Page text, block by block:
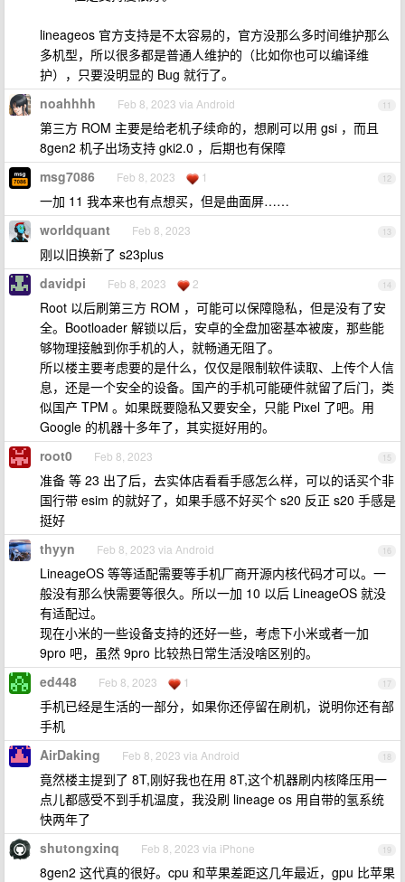
lineageos 官方支持是不太容易的，官方没那么多时间维护那么
多机型，所以很多都是普通人维护的（比如你也可以编译维
护），只要没明显的 Bug 就行了。
11
noahhhh Feb 8, 2023 via Android
第三方 ROM 主要是给老机子续命的，想刷可以用 gsi ，而且
8gen2 机子出场支持 gki2.0 ，后期也有保障
12
msg7086 Feb 8, 2023 1
一加 11 我本来也有点想买，但是曲面屏……
13
worldquant Feb 8, 2023
刚以旧换新了 s23plus
14
davidpi Feb 8, 2023 2
Root 以后刷第三方 ROM ，可能可以保障隐私，但是没有了安
全。Bootloader 解锁以后，安卓的全盘加密基本被废，那些能
够物理接触到你手机的人，就畅通无阻了。
所以楼主要考虑要的是什么，仅仅是限制软件读取、上传个人信
息，还是一个安全的设备。国产的手机可能硬件就留了后门，类
似国产 TPM 。如果既要隐私又要安全，只能 Pixel 了吧。用
Google 的机器十多年了，其实挺好用的。
15
root0 Feb 8, 2023
准备 等 23 出了后，去实体店看看手感怎么样，可以的话买个非
国行带 esim 的就好了，如果手感不好买个 s20 反正 s20 手感是
挺好
16
thyyn Feb 8, 2023 via Android
LineageOS 等等适配需要等手机厂商开源内核代码才可以。一
般没有那么快需要等很久。所以一加 10 以后 LineageOS 就没
有适配过。
现在小米的一些设备支持的还好一些，考虑下小米或者一加
9pro 吧，虽然 9pro 比较热日常生活没啥区别的。
17
ed448 Feb 8, 2023 1
手机已经是生活的一部分，如果你还停留在刷机，说明你还有部
手机
18
AirDaking Feb 8, 2023 via Android
竟然楼主提到了 8T,刚好我也在用 8T,这个机器刷内核降压用一
点儿都感受不到手机温度，我没刷 lineage os 用自带的氢系统
快两年了
19
shutongxinq Feb 8, 2023 via iPhone
8gen2 这代真的很好。cpu 和苹果差距这几年最近，gpu 比苹果